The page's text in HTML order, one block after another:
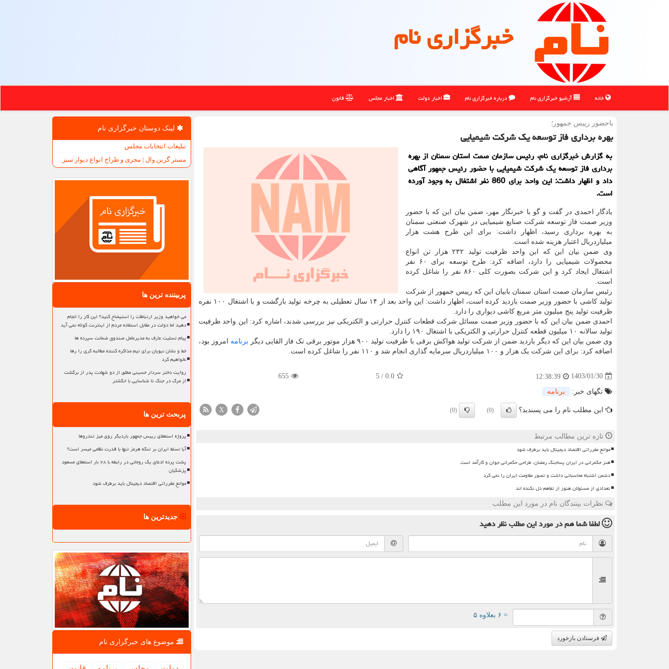
خبرگزاری نام
خانه آرشیو خبرگزاری نام درباره خبرگزاری نام اخبار دولت اخبار مجلس قانون
باحضور رییس جمهور؛
بهره برداری فاز توسعه یک شرکت شیمیایی
به گزارش خبرگزاری نام، رئیس سازمان صمت استان سمنان از بهره
برداری فاز توسعه یک شرکت شیمیایی با حضور رئیس جمهور آگاهی
داد و اظهار داشت: این واحد برای 860 نفر اشتغال به وجود آورده
است.
یادگار احمدی در گفت و گو با خبرنگار مهر، ضمن بیان این که با حضور
وزیر صمت فاز توسعه شرکت صنایع شیمیایی در شهرک صنعتی سمنان
به بهره برداری رسید، اظهار داشت: برای این طرح هشت هزار
میلیاردریال اعتبار هزینه شده است.
وی ضمن بیان این که این واحد ظرفیت تولید ۲۳۲ هزار تن انواع
محصولات شیمیایی را دارد، اضافه کرد: طرح توسعه برای ۶۰ نفر
اشتغال ایجاد کرد و این شرکت بصورت کلی ۸۶۰ نفر را شاغل کرده
است.
رئیس سازمان صمت استان سمنان بابیان این که رییس جمهور از شرکت
تولید کاشی با حضور وزیر صمت بازدید کرده است، اظهار داشت: این واحد بعد از ۱۴ سال تعطیلی به چرخه تولید بازگشت و با اشتغال ۱۰۰ نفره
ظرفیت تولید پنج میلیون متر مربع کاشی دیواری را دارد.
احمدی ضمن بیان این که با حضور وزیر صمت مسائل شرکت قطعات کنترل حرارتی و الکتریکی نیز بررسی شدند، اشاره کرد: این واحد ظرفیت
تولید سالانه ۱۰ میلیون قطعه کنترل حرارتی و الکتریکی با اشتغال ۱۹۰ را دارد.
وی ضمن بیان این که دیگر بازدید ضمن از شرکت تولید هواکش برقی با ظرفیت تولید ۹۰۰ هزار موتور برقی تک فاز القایی دیگر
برنامه امروز بود،
اضافه کرد: برای این شرکت یک هزار و ۱۰۰ میلیاردریال سرمایه گذاری انجام شد و ۱۱۰ نفر را شاغل کرده است.
1403/01/30
12:38:39
0.0
/
5
655
تگهای خبر: برنامه
این مطلب نام را می پسندید؟ (0)
(0)
X
تازه ترین مطالب مرتبط
موانع مقرراتی اقتصاد دیجیتال باید برطرف شود
هنر حکمرانی در ایران پساجنگ رمضان، طراحی حکمرانی جوان و کارآمد است
دشمن اشتباه محاسباتی داشت و تصور مقاومت ایران را نمی کرد
تعدادی از مسئولان هنوز از تفاهم دل نکنده اند
نظرات بینندگان نام در مورد این مطلب
لطفا شما همدر مورد این مطلبنظر دهید
= ۶ بعلاوه ۵
فرستادن بازخورد
لینک دوستان خبرگزاری نام
تبلیغات انتخابات مجلس
مستر گرین وال | مجری و طراح انواع دیوار سبز
پربیننده ترین ها
می خواهید وزیر ارتباطات را استیضاح کنید؟ این کار را انجام
دهید اما دولت در مقابل استفاده مردم از اینترنت کوتاه نمی آید
پیام تسلیت عارف به مدیرعامل صندوق ضمانت سپرده ها
خط و نشان نبویان برای تیم مذاکره کننده مطالبه گری را رها
نخواهیم کرد
روایت دختر سردار حسینی مطلق از دو شهادت پدر از برگشت
از مرگ در جنگ تا شناسایی با انگشتر
پربحث ترین ها
پروژه استعفای رییس جمهور باردیگر روی میز تندروها
آیا تسلط ایران بر تنگه هرمز تنها با قدرت نظامی میسر است؟
پشت پرده ادعای یک روحانی در رابطه با ۲۸ بار استعفای مسعود
پزشکیان
موانع مقرراتی اقتصاد دیجیتال باید برطرف شود
جدیدترین ها
موضوع های خبرگزاری نام